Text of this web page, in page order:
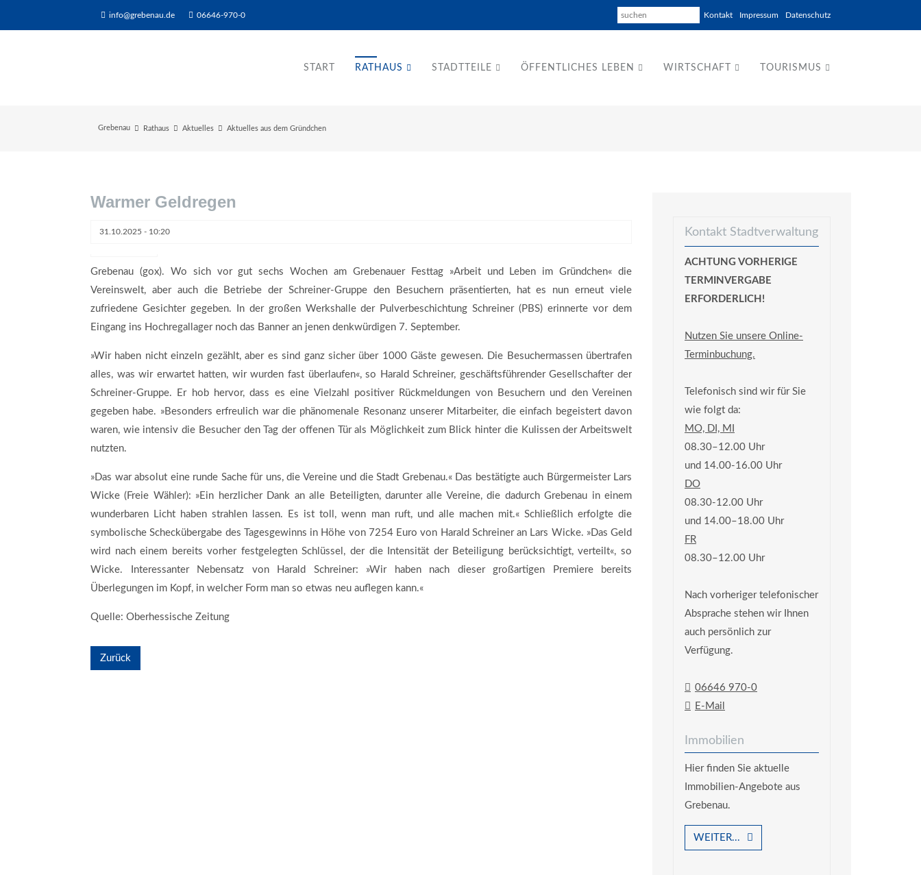
info@grebenau.de 06646-970-0 Kontakt Impressum Datenschutz
START RATHAUS STADTTEILE ÖFFENTLICHES LEBEN WIRTSCHAFT TOURISMUS
Grebenau Rathaus Aktuelles Aktuelles aus dem Gründchen
Warmer Geldregen
31.10.2025 - 10:20
Grebenau (gox). Wo sich vor gut sechs Wochen am Grebenauer Festtag »Arbeit und Leben im Gründchen« die
Vereinswelt, aber auch die Betriebe der Schreiner-Gruppe den Besuchern präsentierten, hat es nun erneut viele
zufriedene Gesichter gegeben. In der großen Werkshalle der Pulverbeschichtung Schreiner (PBS) erinnerte vor dem
Eingang ins Hochregallager noch das Banner an jenen denkwürdigen 7. September.
»Wir haben nicht einzeln gezählt, aber es sind ganz sicher über 1000 Gäste gewesen. Die Besuchermassen übertrafen
alles, was wir erwartet hatten, wir wurden fast überlaufen«, so Harald Schreiner, geschäftsführender Gesellschafter der
Schreiner-Gruppe. Er hob hervor, dass es eine Vielzahl positiver Rückmeldungen von Besuchern und den Vereinen
gegeben habe. »Besonders erfreulich war die phänomenale Resonanz unserer Mitarbeiter, die einfach begeistert davon
waren, wie intensiv die Besucher den Tag der offenen Tür als Möglichkeit zum Blick hinter die Kulissen der Arbeitswelt
nutzten.
»Das war absolut eine runde Sache für uns, die Vereine und die Stadt Grebenau.« Das bestätigte auch Bürgermeister Lars
Wicke (Freie Wähler): »Ein herzlicher Dank an alle Beteiligten, darunter alle Vereine, die dadurch Grebenau in einem
wunderbaren Licht haben strahlen lassen. Es ist toll, wenn man ruft, und alle machen mit.« Schließlich erfolgte die
symbolische Scheckübergabe des Tagesgewinns in Höhe von 7254 Euro von Harald Schreiner an Lars Wicke. »Das Geld
wird nach einem bereits vorher festgelegten Schlüssel, der die Intensität der Beteiligung berücksichtigt, verteilt«, so
Wicke. Interessanter Nebensatz von Harald Schreiner: »Wir haben nach dieser großartigen Premiere bereits
Überlegungen im Kopf, in welcher Form man so etwas neu auflegen kann.«
Quelle: Oberhessische Zeitung
Zurück
Kontakt Stadtverwaltung
ACHTUNG VORHERIGE
TERMINVERGABE
ERFORDERLICH!
Nutzen Sie unsere Online-
Terminbuchung.
Telefonisch sind wir für Sie
wie folgt da:
MO, DI, MI
08.30–12.00 Uhr
und 14.00-16.00 Uhr
DO
08.30-12.00 Uhr
und 14.00–18.00 Uhr
FR
08.30–12.00 Uhr
Nach vorheriger telefonischer
Absprache stehen wir Ihnen
auch persönlich zur
Verfügung.
06646 970-0
E-Mail
Immobilien
Hier finden Sie aktuelle
Immobilien-Angebote aus
Grebenau.
WEITER...